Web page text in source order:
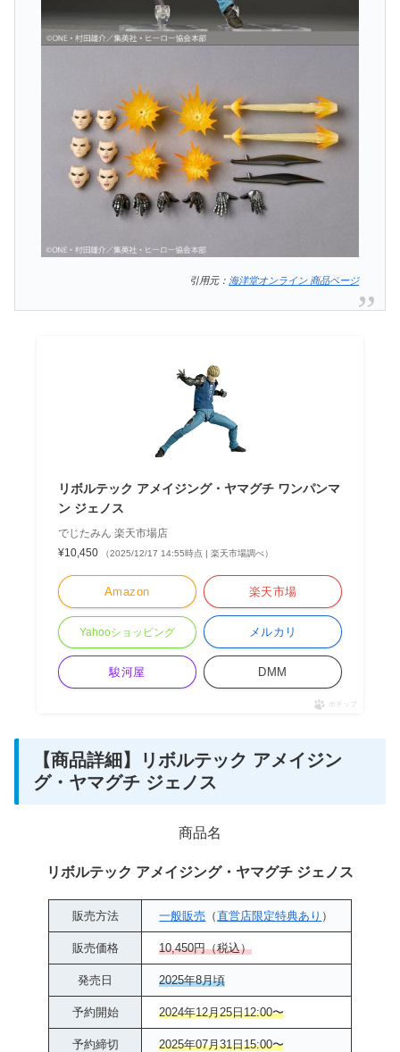
引用元： 海洋堂オンライン 商品ページ
リボルテック アメイジング・ヤマグチ ワンパンマ
ン ジェノス
でじたみん 楽天市場店
¥10,450
（2025/12/17 14:55時点 | 楽天市場調べ）
Amazon 楽天市場
Yahooショッピング メルカリ
駿河屋 DMM
ポチップ
【商品詳細】リボルテック アメイジン
グ・ヤマグチ ジェノス
商品名
リボルテック アメイジング・ヤマグチ ジェノス
販売方法 一般販売 （直営店限定特典あり ）
販売価格 10,450円（税込）
発売日 2025年8月頃
予約開始 2024年12月25日12:00〜
予約締切 2025年07月31日15:00〜